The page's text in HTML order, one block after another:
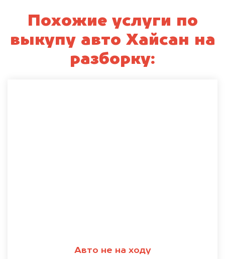
Похожие услуги по
выкупу авто Хайсан на
разборку:
Авто не на ходу